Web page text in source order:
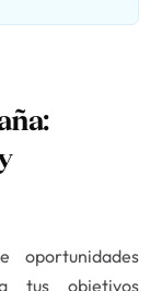
oportunidades
tus objetivos